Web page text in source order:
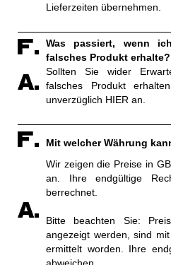
Lieferzeiten übernehmen.
Was passiert, wenn
falsches Produkt erhalte?
Sollten Sie wider
falsches Produkt
unverzüglich HIER an.
Mit welcher Währung
Wir zeigen die Preise in
an. Ihre endgültige
berrechnet.
Bitte beachten Sie:
angezeigt werden, sind
ermittelt worden. Ihre
abweichen.